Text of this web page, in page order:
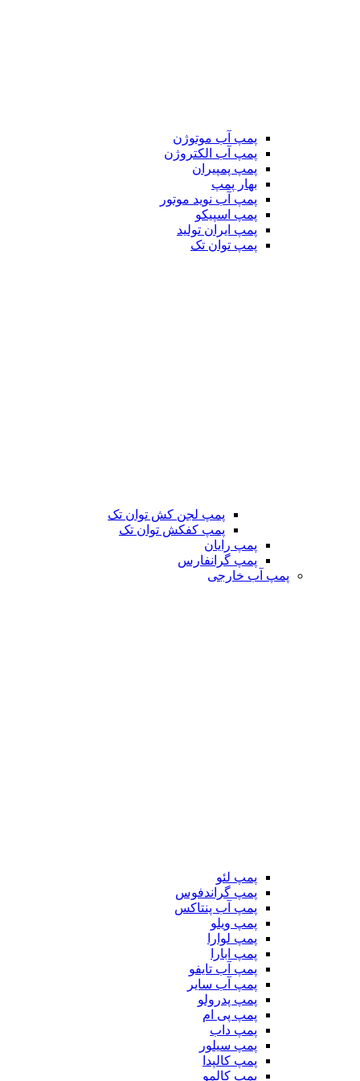
پمپ آب موتوژن
پمپ آب الکتروژن
پمپ پمپیران
بهار پمپ
پمپ آب نوید موتور
پمپ اسپیکو
پمپ ایران تولید
پمپ توان تک
پمپ لجن کش توان تک
پمپ کفکش توان تک
پمپ رایان
پمپ گرانفارس
پمپ آب خارجی
پمپ لئو
پمپ گراندفوس
پمپ آب پنتاکس
پمپ ویلو
پمپ لوارا
پمپ ابارا
پمپ آب تایفو
پمپ آب سایر
پمپ پدرولو
پمپ پی ام
پمپ داب
پمپ سیلور
پمپ کالپدا
پمپ کالمو